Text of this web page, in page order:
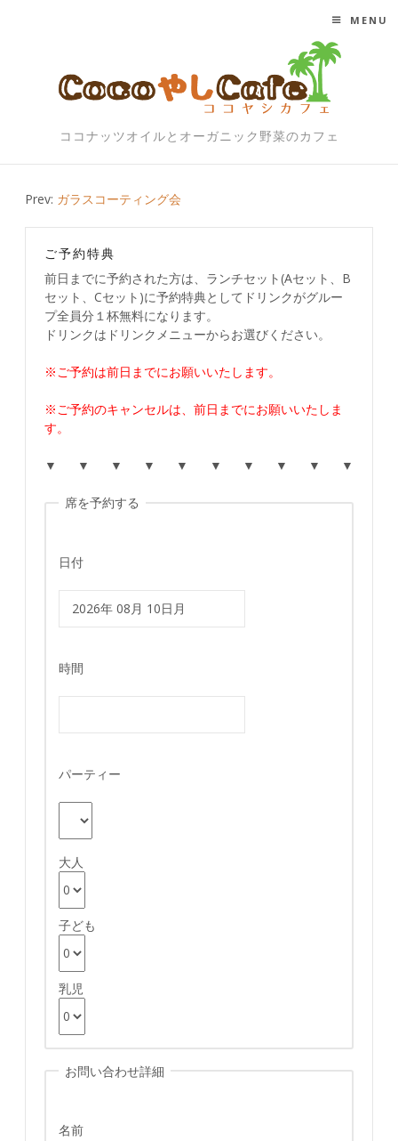
ココナッツオイルとオーガニック野菜のカフェ
MENU
Post
navigation
Prev: ガラスコーティング会
ご予約特典
前日までに予約された方は、ランチセット(Aセット、B
セット、Cセット)に予約特典としてドリンクがグルー
プ全員分１杯無料になります。
ドリンクはドリンクメニューからお選びください。
※ご予約は前日までにお願いいたします。
※ご予約のキャンセルは、前日までにお願いいたしま
す。
▼ ▼ ▼ ▼ ▼ ▼ ▼ ▼ ▼ ▼
席を予約する
日付
時間
パーティー
大人
子ども
乳児
お問い合わせ詳細
名前